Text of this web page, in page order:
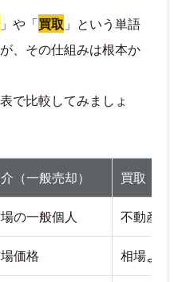
用する際の注意点
の注意点
注意点
のはどれ？状況別・売
方のポイント
間
〜半年程度）
」や「買取 」という単語
、その仕組みは根本か
で比較してみましょ
（一般売却） 買取（即
の一般個人 不動産会
価格 相場より